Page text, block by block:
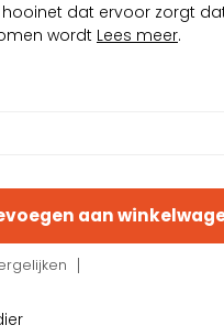
hooinet dat ervoor zorgt
wordt Lees meer.
aan